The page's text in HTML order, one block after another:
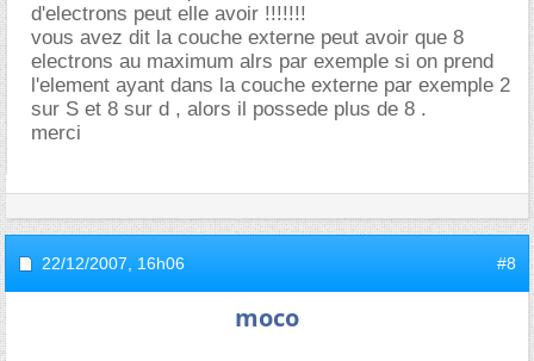
d'electrons peut elle avoir !!!!!!!
vous avez dit la couche externe peut avoir que 8
electrons au maximum alrs par exemple si on prend
l'element ayant dans la couche externe par exemple 2
sur S et 8 sur d , alors il possede plus de 8 .
merci
22/12/2007, 16h06 #8
moco